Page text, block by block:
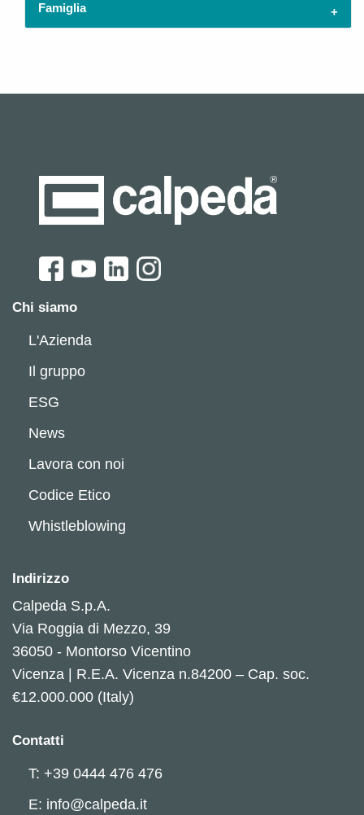
Famiglia
Chi siamo
L'Azienda
Il gruppo
ESG
News
Lavora con noi
Codice Etico
Whistleblowing
Indirizzo
Calpeda S.p.A.
Via Roggia di Mezzo, 39
36050 - Montorso Vicentino
Vicenza | R.E.A. Vicenza n.84200 – Cap. soc.
€12.000.000 (Italy)
Contatti
T: +39 0444 476 476
E: info@calpeda.it